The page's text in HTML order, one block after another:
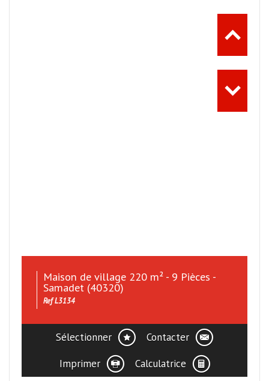
Maison de village 220 m² - 9 Pièces -
Samadet (40320)
Ref L3134
Sélectionner
Contacter
Imprimer
Calculatrice